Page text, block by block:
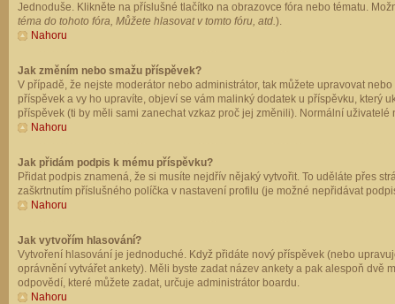
Jednoduše. Klikněte na příslušné tlačítko na obrazovce fóra nebo tématu.
téma do tohoto fóra, Můžete hlasovat v tomto fóru, atd.).
Nahoru
Jak změním nebo smažu příspěvek?
V případě, že nejste moderátor nebo administrátor, tak můžete upravovat
příspěvek a vy ho upravíte, objeví se vám malinký dodatek u příspěvku, který
příspěvek (ti by měli sami zanechat vzkaz proč jej změnili). Normální
Nahoru
Jak přidám podpis k mému příspěvku?
Přidat podpis znamená, že si musíte nejdřív nějaký vytvořit. To uděláte přes
zaškrtnutím příslušného políčka v nastavení profilu (je možné nepřidávat
Nahoru
Jak vytvořím hlasování?
Vytvoření hlasování je jednoduché. Když přidáte nový příspěvek (nebo
oprávnění vytvářet ankety). Měli byste zadat název ankety a pak alespoň dvě
odpovědí, které můžete zadat, určuje administrátor boardu.
Nahoru